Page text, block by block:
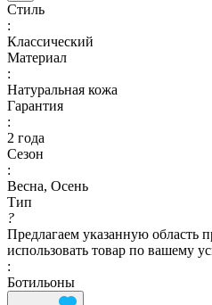
Стиль
:
Классический
Материал
:
Натуральная кожа
Гарантия
:
2 года
Сезон
:
Весна, Осень
Тип
?
Предлагаем указанную область
использовать товар по вашему
:
Ботильоны